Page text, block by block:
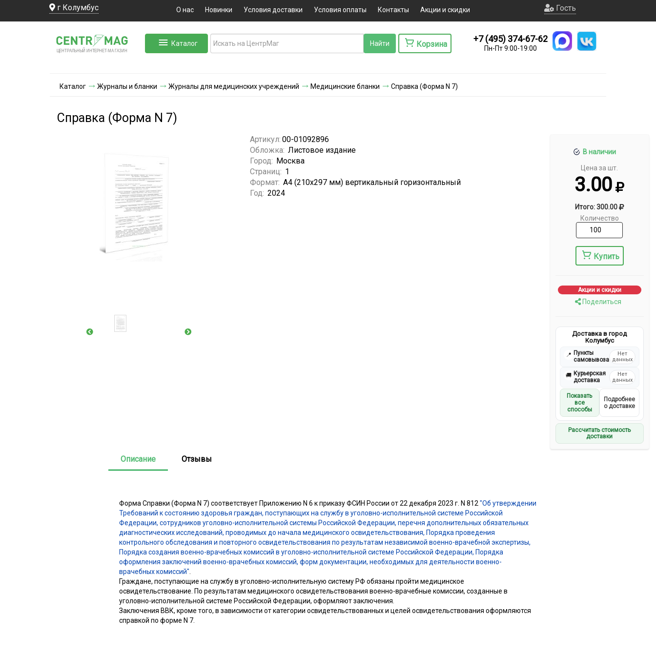
г Колумбус О нас Новинки Условия доставки Условия оплаты Контакты Акции и скидки Гость
ЦЕНТРАЛЬНЫЙ ИНТЕРНЕТ-МА ГАЗИН
Каталог Корзина
+7 (495) 374-67-62
Пн-Пт 9:00-19:00
Каталог Журналы и бланки Журналы для медицинских учреждений Медицинские бланки Справка (Форма N 7)
Справка (Форма N 7)
В наличии
Цена за шт.
3.00
Итого: 300.00
Количество
Купить
Акции и скидки
Поделиться
Доставка в город
Колумбус
📍 Пункты
самовывоза
Нет
данных
🚚 Курьерская
доставка
Нет
данных
Показать
все
способы
Подробнее
о доставке
Рассчитать стоимость
доставки
Артикул: 00-01092896
Обложка: Листовое издание
Город: Москва
Страниц: 1
Формат: А4 (210x297 мм) вертикальный горизонтальный
Год: 2024
Описание Отзывы
Форма Справки (Форма N 7) соответствует Приложению N 6 к приказу ФСИН России от 22 декабря 2023 г. N 812 "Об утверждении
Требований к состоянию здоровья граждан, поступающих на службу в уголовно-исполнительной системе Российской
Федерации, сотрудников уголовно-исполнительной системы Российской Федерации, перечня дополнительных обязательных
диагностических исследований, проводимых до начала медицинского освидетельствования, Порядка проведения
контрольного обследования и повторного освидетельствования по результатам независимой военно-врачебной экспертизы,
Порядка создания военно-врачебных комиссий в уголовно-исполнительной системе Российской Федерации, Порядка
оформления заключений военно-врачебных комиссий, форм документации, необходимых для деятельности военно-
врачебных комиссий"
Граждане, поступающие на службу в уголовно-исполнительную систему РФ обязаны пройти медицинское
освидетельствование. По результатам медицинского освидетельствования военно-врачебные комиссии, созданные в
уголовно-исполнительной системе Российской Федерации, оформляют заключения.
Заключения ВВК, кроме того, в зависимости от категории освидетельствованных и целей освидетельствования оформляются
справкой по форме N 7.